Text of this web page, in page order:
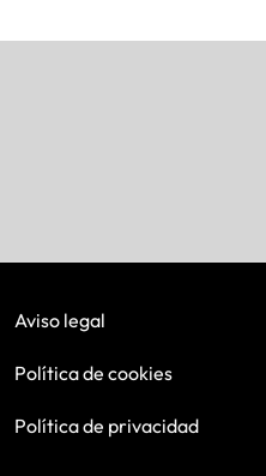
Aviso legal
Política de cookies
Política de privacidad